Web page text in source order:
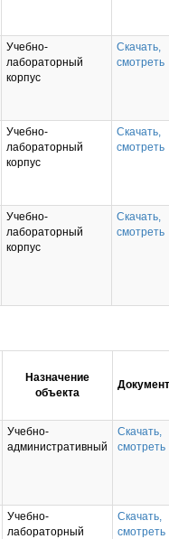
Учебно-
лабораторный
корпус
Скачать,
смотреть
Учебно-
лабораторный
корпус
Скачать,
смотреть
Учебно-
лабораторный
корпус
Скачать,
смотреть
Назначение
объекта
Учебно-
административный
Скачать,
смотреть
Учебно-
лабораторный
Скачать,
смотреть